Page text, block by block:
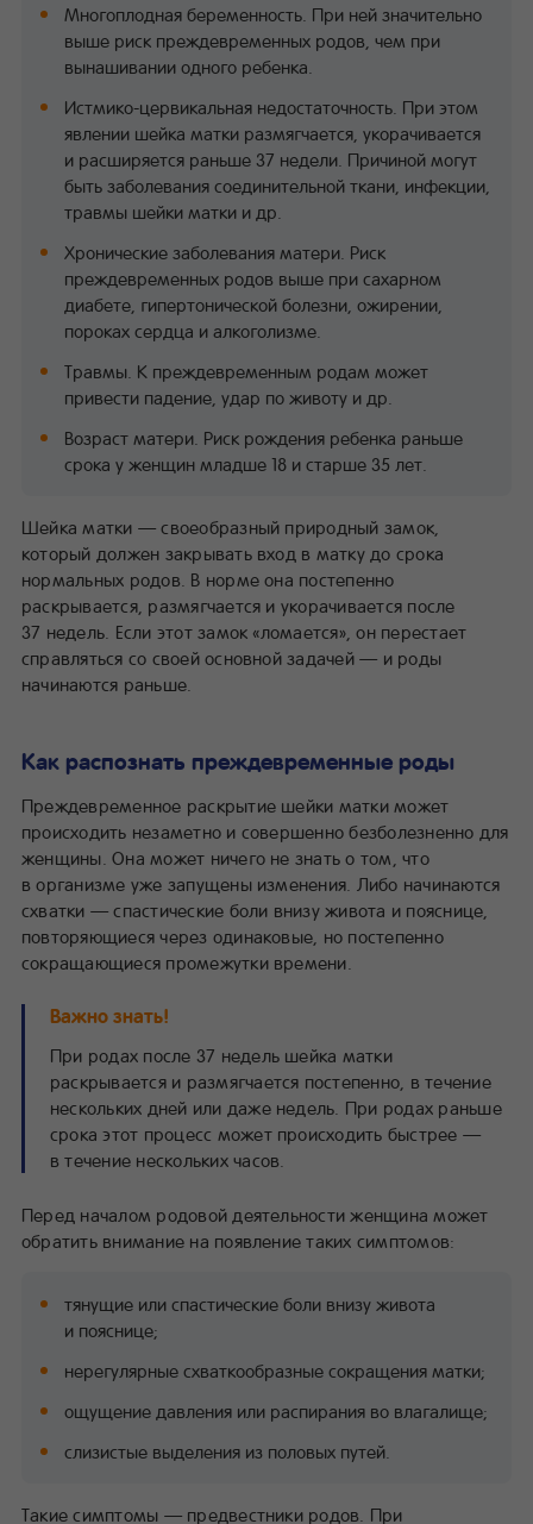
Многоплодная беременность. При ней значительно
выше риск преждевременных родов, чем при
вынашивании одного ребенка.
Истмико-цервикальная недостаточность. При этом
явлении шейка матки размягчается, укорачивается
и расширяется раньше 37 недели. Причиной могут
быть заболевания соединительной ткани, инфекции,
травмы шейки матки и др.
Хронические заболевания матери. Риск
преждевременных родов выше при сахарном
диабете, гипертонической болезни, ожирении,
пороках сердца и алкоголизме.
Травмы. К преждевременным родам может
привести падение, удар по животу и др.
Возраст матери. Риск рождения ребенка раньше
срока у женщин младше 18 и старше 35 лет.
Шейка матки — своеобразный природный замок,
который должен закрывать вход в матку до срока
нормальных родов. В норме она постепенно
раскрывается, размягчается и укорачивается после
37 недель. Если этот замок «ломается», он перестает
справляться со своей основной задачей — и роды
начинаются раньше.
Как распознать преждевременные роды
Преждевременное раскрытие шейки матки может
происходить незаметно и совершенно безболезненно для
женщины. Она может ничего не знать о том, что
в организме уже запущены изменения. Либо начинаются
схватки — спастические боли внизу живота и пояснице,
повторяющиеся через одинаковые, но постепенно
сокращающиеся промежутки времени.
Важно знать!
При родах после 37 недель шейка матки
раскрывается и размягчается постепенно, в течение
нескольких дней или даже недель. При родах раньше
срока этот процесс может происходить быстрее —
в течение нескольких часов.
Перед началом родовой деятельности женщина может
обратить внимание на появление таких симптомов:
тянущие или спастические боли внизу живота
и пояснице;
нерегулярные схваткообразные сокращения матки;
ощущение давления или распирания во влагалище;
слизистые выделения из половых путей.
Такие симптомы — предвестники родов. При